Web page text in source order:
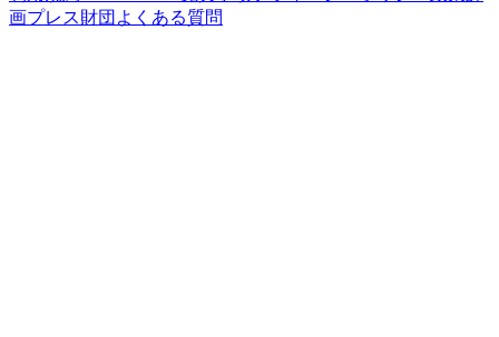
画プレス財団 よくある質問